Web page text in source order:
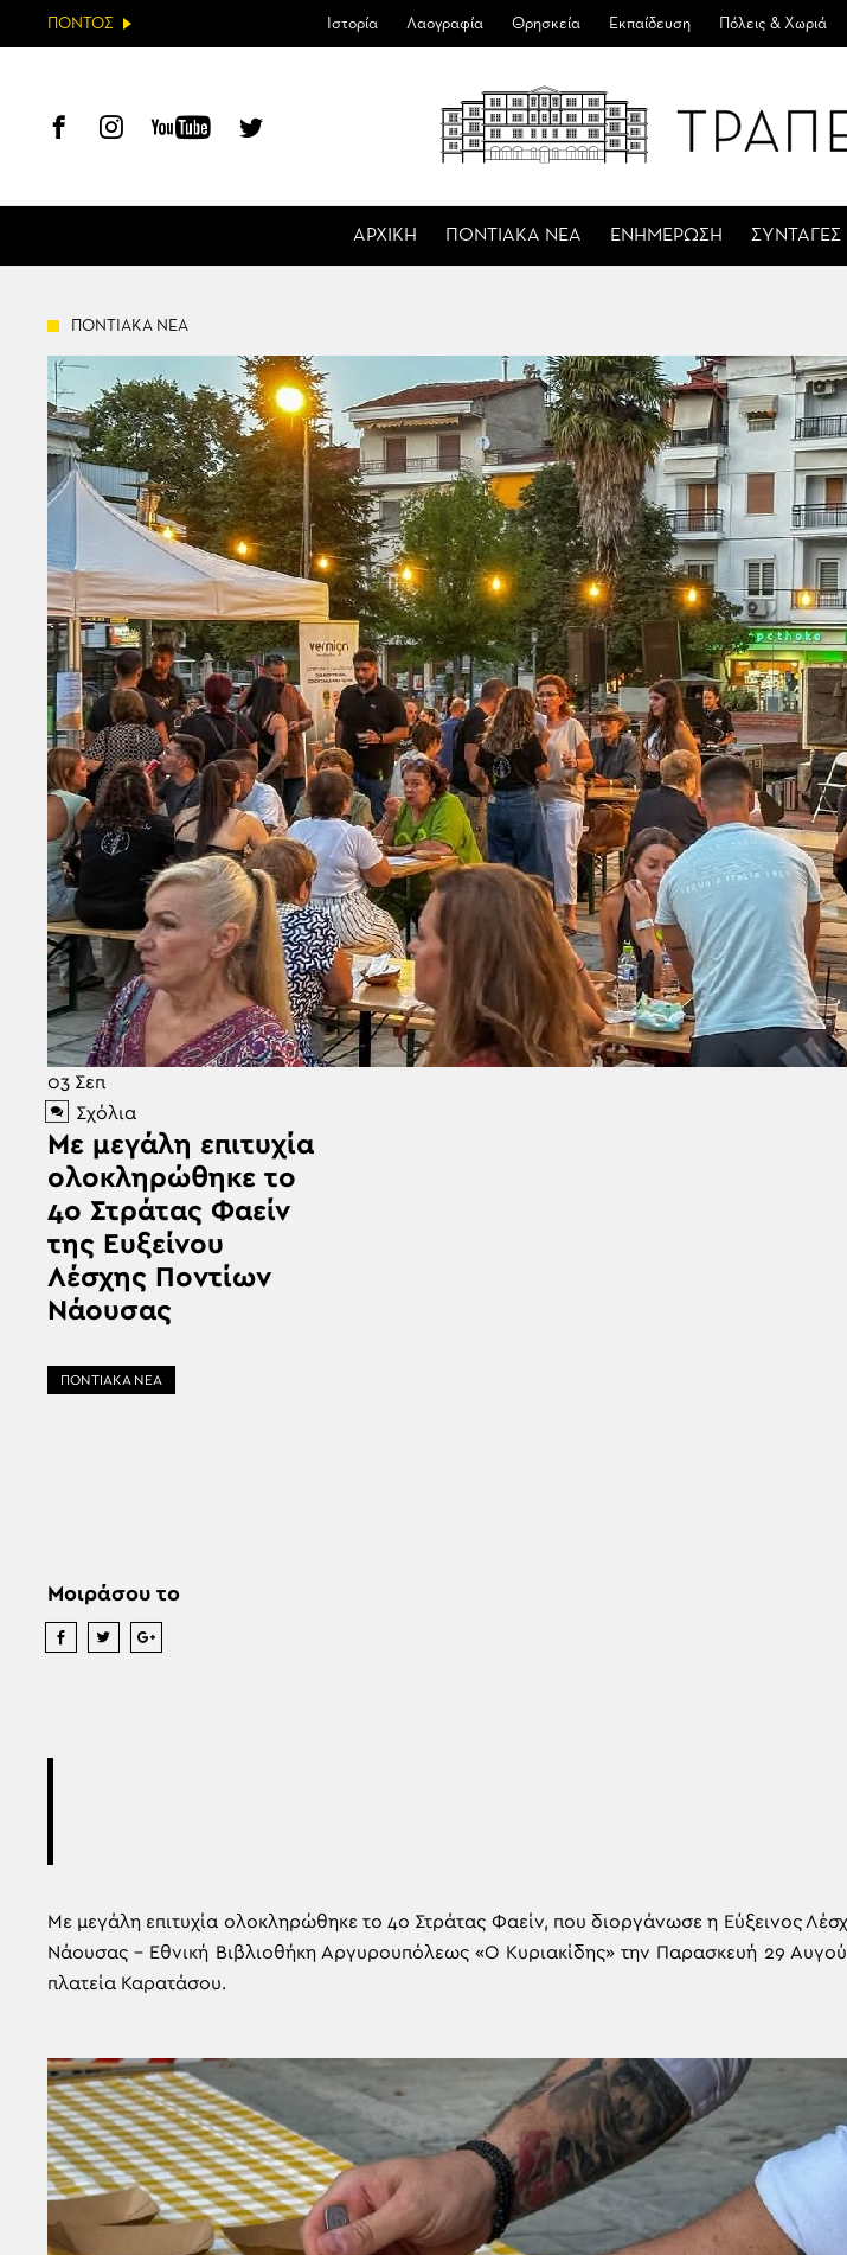
ΠΟΝΤΟΣ Ιστορία Λαογραφία Θρησκεία Εκπαίδευση Πόλεις & Χωριά
ΑΡΧΙΚΗ ΠΟΝΤΙΑΚΑ ΝΕΑ ΕΝΗΜΕΡΩΣΗ ΣΥΝΤΑΓΕΣ
ΠΟΝΤΙΑΚΑ ΝΕΑ
03 Σεπ
Σχόλια
Με μεγάλη επιτυχία
ολοκληρώθηκε το
4ο Στράτας Φαείν
της Ευξείνου
Λέσχης Ποντίων
Νάουσας
ΠΟΝΤΙΑΚΑ ΝΕΑ
Μοιράσου το
Με μεγάλη επιτυχία ολοκληρώθηκε το 4ο Στράτας Φαείν, που διοργάνωσε η Εύξεινος
Νάουσας – Εθνική Βιβλιοθήκη Αργυρουπόλεως «Ο Κυριακίδης» την Παρασκευή 29
πλατεία Καρατάσου.